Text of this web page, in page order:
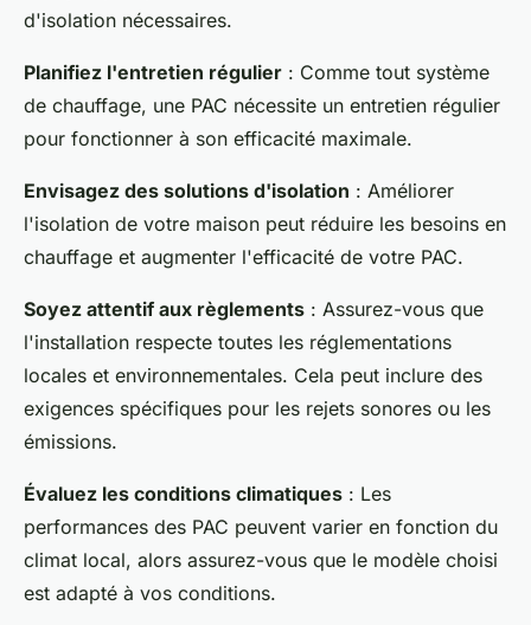
d'isolation nécessaires.
Planifiez l'entretien régulier : Comme tout système
de chauffage, une PAC nécessite un entretien régulier
pour fonctionner à son efficacité maximale.
Envisagez des solutions d'isolation : Améliorer
l'isolation de votre maison peut réduire les besoins en
chauffage et augmenter l'efficacité de votre PAC.
Soyez attentif aux règlements : Assurez-vous que
l'installation respecte toutes les réglementations
locales et environnementales. Cela peut inclure des
exigences spécifiques pour les rejets sonores ou les
émissions.
Évaluez les conditions climatiques : Les
performances des PAC peuvent varier en fonction du
climat local, alors assurez-vous que le modèle choisi
est adapté à vos conditions.